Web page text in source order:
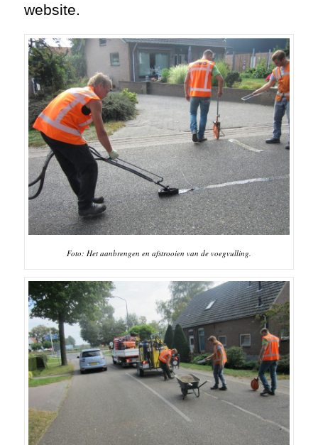
website.
Foto: Het aanbrengen en afstrooien van de voegvulling.